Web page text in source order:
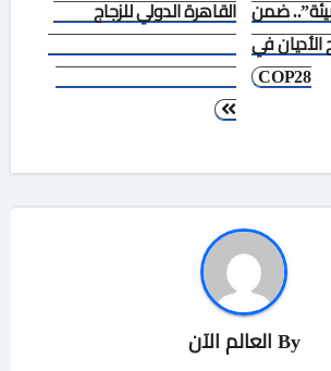
القاهرة الدولي للزجاج
ضمن
الأديان في
COP28
By العالم الآن